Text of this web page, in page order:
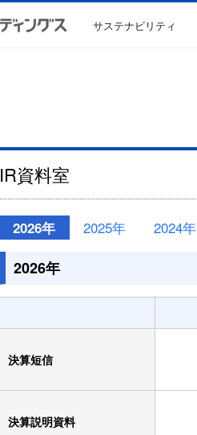
サステナビリティ
IR資料室
2026年 2025年 2024年
2026年
決算短信
決算説明資料